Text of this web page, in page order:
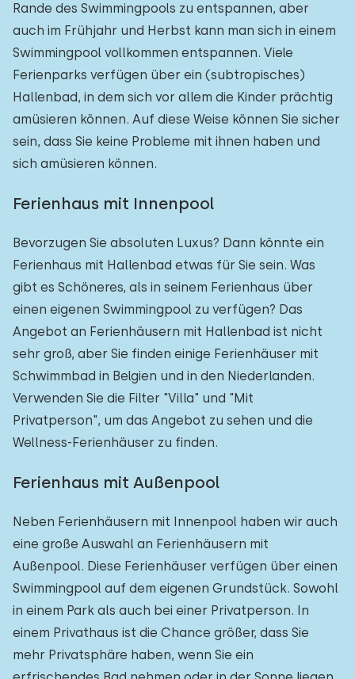
Rande des Swimmingpools zu entspannen, aber
auch im Frühjahr und Herbst kann man sich in einem
Swimmingpool vollkommen entspannen. Viele
Ferienparks verfügen über ein (subtropisches)
Hallenbad, in dem sich vor allem die Kinder prächtig
amüsieren können. Auf diese Weise können Sie sicher
sein, dass Sie keine Probleme mit ihnen haben und
sich amüsieren können.
Ferienhaus mit Innenpool
Bevorzugen Sie absoluten Luxus? Dann könnte ein
Ferienhaus mit Hallenbad etwas für Sie sein. Was
gibt es Schöneres, als in seinem Ferienhaus über
einen eigenen Swimmingpool zu verfügen? Das
Angebot an Ferienhäusern mit Hallenbad ist nicht
sehr groß, aber Sie finden einige Ferienhäuser mit
Schwimmbad in Belgien und in den Niederlanden.
Verwenden Sie die Filter "Villa" und "Mit
Privatperson", um das Angebot zu sehen und die
Wellness-Ferienhäuser zu finden.
Ferienhaus mit Außenpool
Neben Ferienhäusern mit Innenpool haben wir auch
eine große Auswahl an Ferienhäusern mit
Außenpool. Diese Ferienhäuser verfügen über einen
Swimmingpool auf dem eigenen Grundstück. Sowohl
in einem Park als auch bei einer Privatperson. In
einem Privathaus ist die Chance größer, dass Sie
mehr Privatsphäre haben, wenn Sie ein